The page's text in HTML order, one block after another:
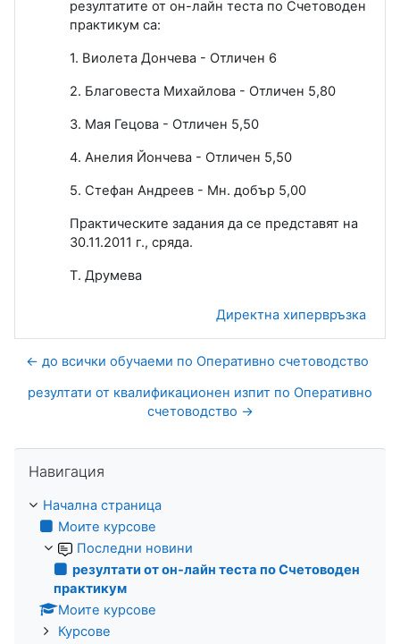
резултатите от он-лайн теста по Счетоводен
практикум са:
1. Виолета Дончева - Отличен 6
2. Благовеста Михайлова - Отличен 5,80
3. Мая Гецова - Отличен 5,50
4. Анелия Йончева - Отличен 5,50
5. Стефан Андреев - Мн. добър 5,00
Практическите задания да се представят на
30.11.2011 г., сряда.
Т. Друмева
Директна хипервръзка
← до всички обучаеми по Оперативно счетоводство
резултати от квалификационен изпит по Оперативно
счетоводство →
Навигация
Начална страница
Моите курсове
Последни новини
резултати от он-лайн теста по Счетоводен
практикум
Моите курсове
Курсове